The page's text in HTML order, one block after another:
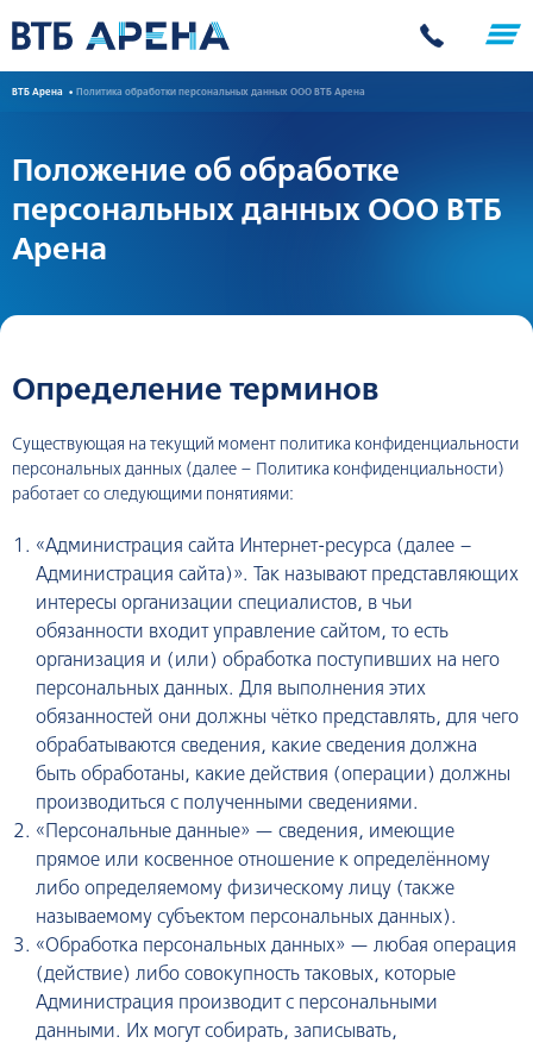
ВТБ Арена Политика обработки персональных данных ООО ВТБ Арена
Положение об обработке
персональных данных ООО ВТБ
Арена
Определение терминов
Существующая на текущий момент политика конфиденциальности
персональных данных (далее – Политика конфиденциальности)
работает со следующими понятиями:
«Администрация сайта Интернет-ресурса (далее –
Администрация сайта)». Так называют представляющих
интересы организации специалистов, в чьи
обязанности входит управление сайтом, то есть
организация и (или) обработка поступивших на него
персональных данных. Для выполнения этих
обязанностей они должны чётко представлять, для чего
обрабатываются сведения, какие сведения должна
быть обработаны, какие действия (операции) должны
производиться с полученными сведениями.
«Персональные данные» — сведения, имеющие
прямое или косвенное отношение к определённому
либо определяемому физическому лицу (также
называемому субъектом персональных данных).
«Обработка персональных данных» — любая операция
(действие) либо совокупность таковых, которые
Администрация производит с персональными
данными. Их могут собирать, записывать,